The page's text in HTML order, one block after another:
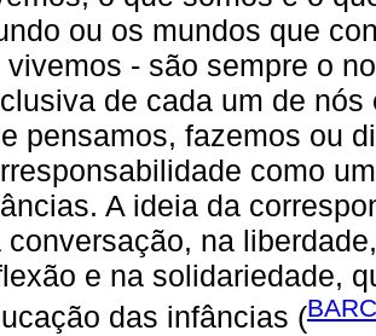
ou os mundos que
vivemos - são sempre o
de cada um de
pensamos, fazemos ou
como
A ideia da
conversação, na
e na solidariedade,
das infâncias (